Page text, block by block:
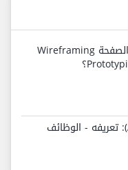
ما الفرق بين تخطيط الصفحة Wireframing
الذكاء الاصطناعي (AI): تعريفه - الوظائف